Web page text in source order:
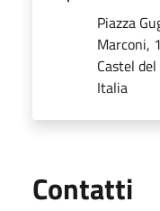
Piazza
Marconi,
Castel
Italia
Contatti